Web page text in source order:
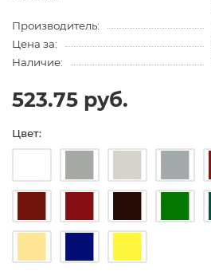
Производитель:
Цена за:
Наличие:
523.75 руб.
Цвет: